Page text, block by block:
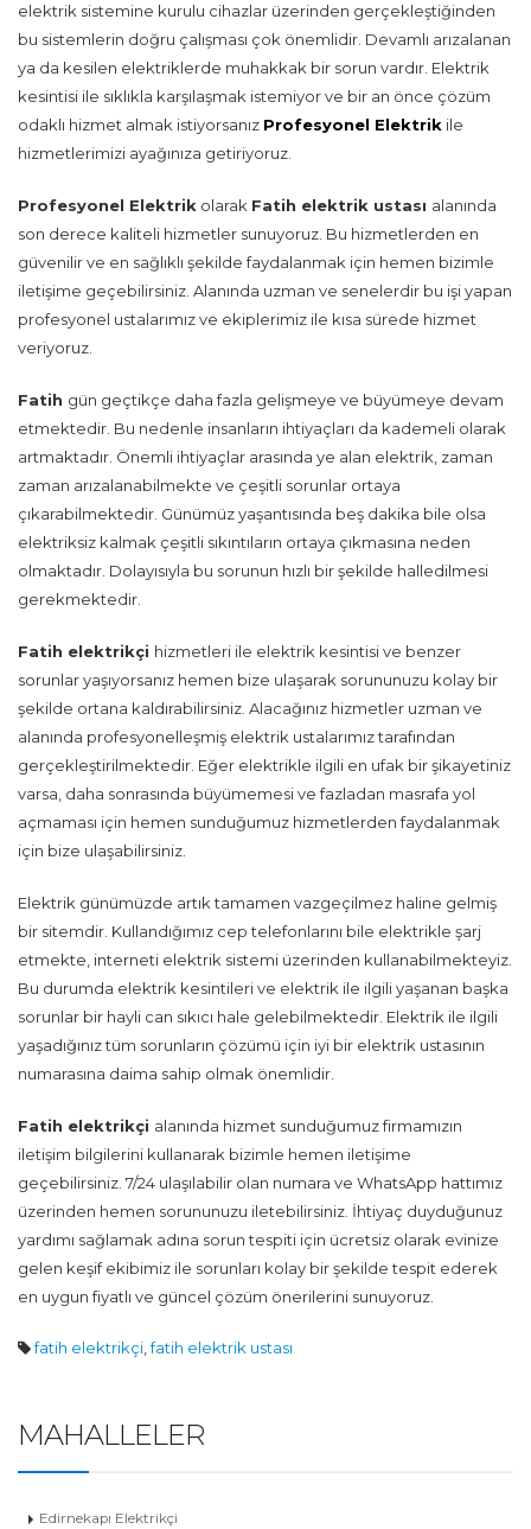
elektrik sistemine kurulu cihazlar üzerinden gerçekleştiğinden
bu sistemlerin doğru çalışması çok önemlidir. Devamlı arızalanan
ya da kesilen elektriklerde muhakkak bir sorun vardır. Elektrik
kesintisi ile sıklıkla karşılaşmak istemiyor ve bir an önce çözüm
odaklı hizmet almak istiyorsanız Profesyonel Elektrik ile
hizmetlerimizi ayağınıza getiriyoruz.
Profesyonel Elektrik olarak Fatih elektrik ustası alanında
son derece kaliteli hizmetler sunuyoruz. Bu hizmetlerden en
güvenilir ve en sağlıklı şekilde faydalanmak için hemen bizimle
iletişime geçebilirsiniz. Alanında uzman ve senelerdir bu işi yapan
profesyonel ustalarımız ve ekiplerimiz ile kısa sürede hizmet
veriyoruz.
Fatih gün geçtikçe daha fazla gelişmeye ve büyümeye devam
etmektedir. Bu nedenle insanların ihtiyaçları da kademeli olarak
artmaktadır. Önemli ihtiyaçlar arasında ye alan elektrik, zaman
zaman arızalanabilmekte ve çeşitli sorunlar ortaya
çıkarabilmektedir. Günümüz yaşantısında beş dakika bile olsa
elektriksiz kalmak çeşitli sıkıntıların ortaya çıkmasına neden
olmaktadır. Dolayısıyla bu sorunun hızlı bir şekilde halledilmesi
gerekmektedir.
Fatih elektrikçi hizmetleri ile elektrik kesintisi ve benzer
sorunlar yaşıyorsanız hemen bize ulaşarak sorununuzu kolay bir
şekilde ortana kaldırabilirsiniz. Alacağınız hizmetler uzman ve
alanında profesyonelleşmiş elektrik ustalarımız tarafından
gerçekleştirilmektedir. Eğer elektrikle ilgili en ufak bir şikayetiniz
varsa, daha sonrasında büyümemesi ve fazladan masrafa yol
açmaması için hemen sunduğumuz hizmetlerden faydalanmak
için bize ulaşabilirsiniz.
Elektrik günümüzde artık tamamen vazgeçilmez haline gelmiş
bir sitemdir. Kullandığımız cep telefonlarını bile elektrikle şarj
etmekte, interneti elektrik sistemi üzerinden kullanabilmekteyiz.
Bu durumda elektrik kesintileri ve elektrik ile ilgili yaşanan başka
sorunlar bir hayli can sıkıcı hale gelebilmektedir. Elektrik ile ilgili
yaşadığınız tüm sorunların çözümü için iyi bir elektrik ustasının
numarasına daima sahip olmak önemlidir.
Fatih elektrikçi alanında hizmet sunduğumuz firmamızın
iletişim bilgilerini kullanarak bizimle hemen iletişime
geçebilirsiniz. 7/24 ulaşılabilir olan numara ve WhatsApp hattımız
üzerinden hemen sorununuzu iletebilirsiniz. İhtiyaç duyduğunuz
yardımı sağlamak adına sorun tespiti için ücretsiz olarak evinize
gelen keşif ekibimiz ile sorunları kolay bir şekilde tespit ederek
en uygun fiyatlı ve güncel çözüm önerilerini sunuyoruz.
fatih elektrikçi ,fatih elektrik ustası
MAHALLELER
Edirnekapı Elektrikçi